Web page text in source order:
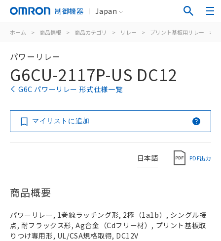
制御機器 Japan
ホーム > 商品情報 > 商品カテゴリ > リレー > プリント基板用リレー >
パワーリレー
G6CU-2117P-US DC12
G6C パワーリレー 形式仕様一覧
マイリストに追加
日本語 PDF出力
商品概要
パワーリレー, 1巻線ラッチング形, 2極（1a1b）, シングル接
点, 耐フラックス形, Ag合金（Cdフリー材）, プリント基板取
りつけ専用形, UL/CSA規格取得, DC12V